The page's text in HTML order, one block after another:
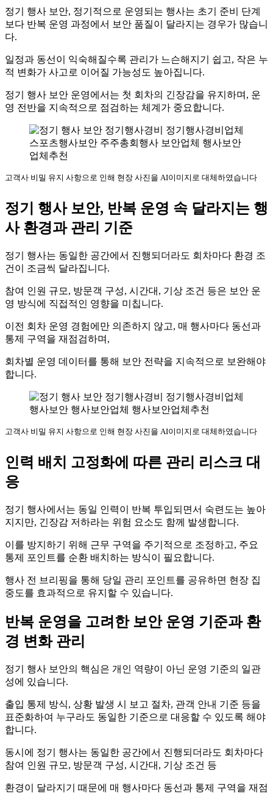
정기 행사 보안, 정기적으로 운영되는 행사는 초기 준비 단계
보다 반복 운영 과정에서 보안 품질이 달라지는 경우가 많습니
다.
일정과 동선이 익숙해질수록 관리가 느슨해지기 쉽고, 작은 누
적 변화가 사고로 이어질 가능성도 높아집니다.
정기 행사 보안 운영에서는 첫 회차의 긴장감을 유지하며, 운
영 전반을 지속적으로 점검하는 체계가 중요합니다.
고객사 비밀 유지 사항으로 인해 현장 사진을 AI이미지로 대체하였습니다
정기 행사 보안, 반복 운영 속 달라지는 행
사 환경과 관리 기준
정기 행사는 동일한 공간에서 진행되더라도 회차마다 환경 조
건이 조금씩 달라집니다.
참여 인원 규모, 방문객 구성, 시간대, 기상 조건 등은 보안 운
영 방식에 직접적인 영향을 미칩니다.
이전 회차 운영 경험에만 의존하지 않고, 매 행사마다 동선과
통제 구역을 재점검하며,
회차별 운영 데이터를 통해 보안 전략을 지속적으로 보완해야
합니다.
고객사 비밀 유지 사항으로 인해 현장 사진을 AI이미지로 대체하였습니다
인력 배치 고정화에 따른 관리 리스크 대
응
정기 행사에서는 동일 인력이 반복 투입되면서 숙련도는 높아
지지만, 긴장감 저하라는 위험 요소도 함께 발생합니다.
이를 방지하기 위해 근무 구역을 주기적으로 조정하고, 주요
통제 포인트를 순환 배치하는 방식이 필요합니다.
행사 전 브리핑을 통해 당일 관리 포인트를 공유하면 현장 집
중도를 효과적으로 유지할 수 있습니다.
반복 운영을 고려한 보안 운영 기준과 환
경 변화 관리
정기 행사 보안의 핵심은 개인 역량이 아닌 운영 기준의 일관
성에 있습니다.
출입 통제 방식, 상황 발생 시 보고 절차, 관객 안내 기준 등을
표준화하여 누구라도 동일한 기준으로 대응할 수 있도록 해야
합니다.
동시에 정기 행사는 동일한 공간에서 진행되더라도 회차마다
참여 인원 규모, 방문객 구성, 시간대, 기상 조건 등
환경이 달라지기 때문에 매 행사마다 동선과 통제 구역을 재점